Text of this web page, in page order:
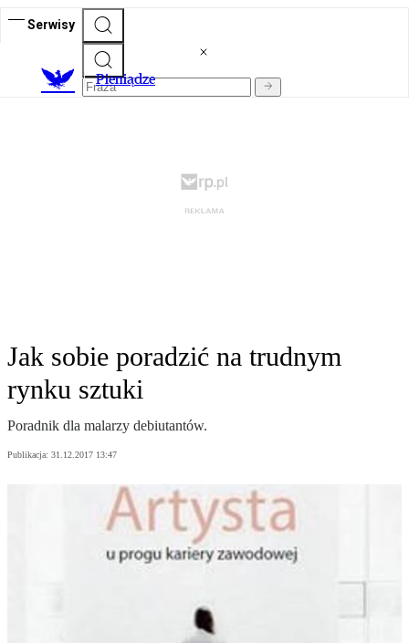
Serwisy
Pieniądze
Jak sobie poradzić na trudnym
rynku sztuki
Poradnik dla malarzy debiutantów.
Publikacja: 31.12.2017 13:47